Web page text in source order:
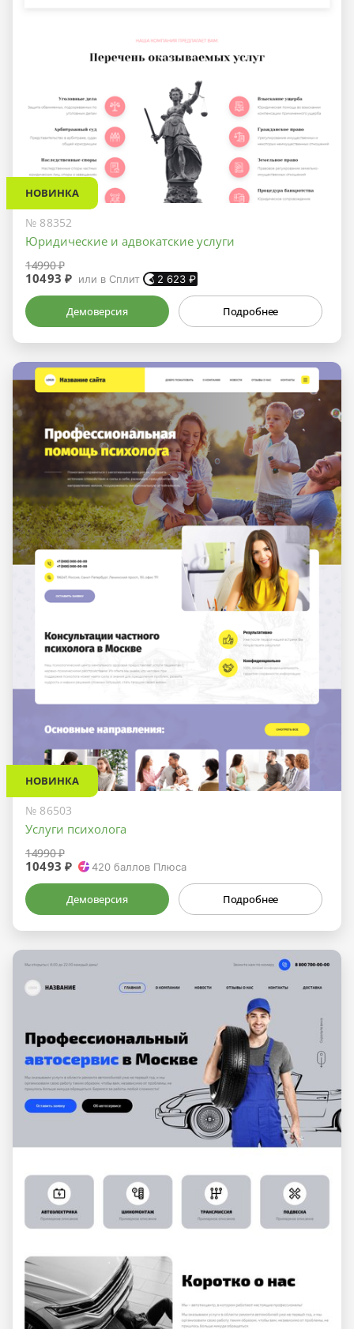
НОВИНКА
№ 88352
Юридические и адвокатские услуги
14990 ₽
10493 ₽ или в Сплит 2 623 ₽
Демоверсия Подробнее
НОВИНКА
№ 86503
Услуги психолога
14990 ₽
10493 ₽ 420 баллов Плюса
Демоверсия Подробнее